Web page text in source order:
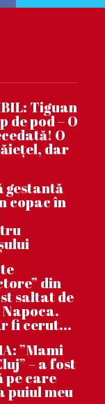
Tiguan
pod – O
O
dar
gestantă
copac în
din
saltat de
fi cerut...
”Mami
– a fost
pe care
puiul meu